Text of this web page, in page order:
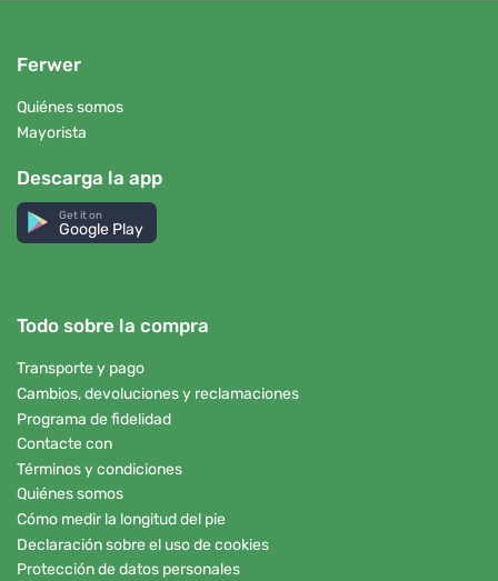
Ferwer
Quiénes somos
Mayorista
Descarga la app
Get it on
Google Play
Todo sobre la compra
Transporte y pago
Cambios, devoluciones y reclamaciones
Programa de fidelidad
Contacte con
Términos y condiciones
Quiénes somos
Cómo medir la longitud del pie
Declaración sobre el uso de cookies
Protección de datos personales